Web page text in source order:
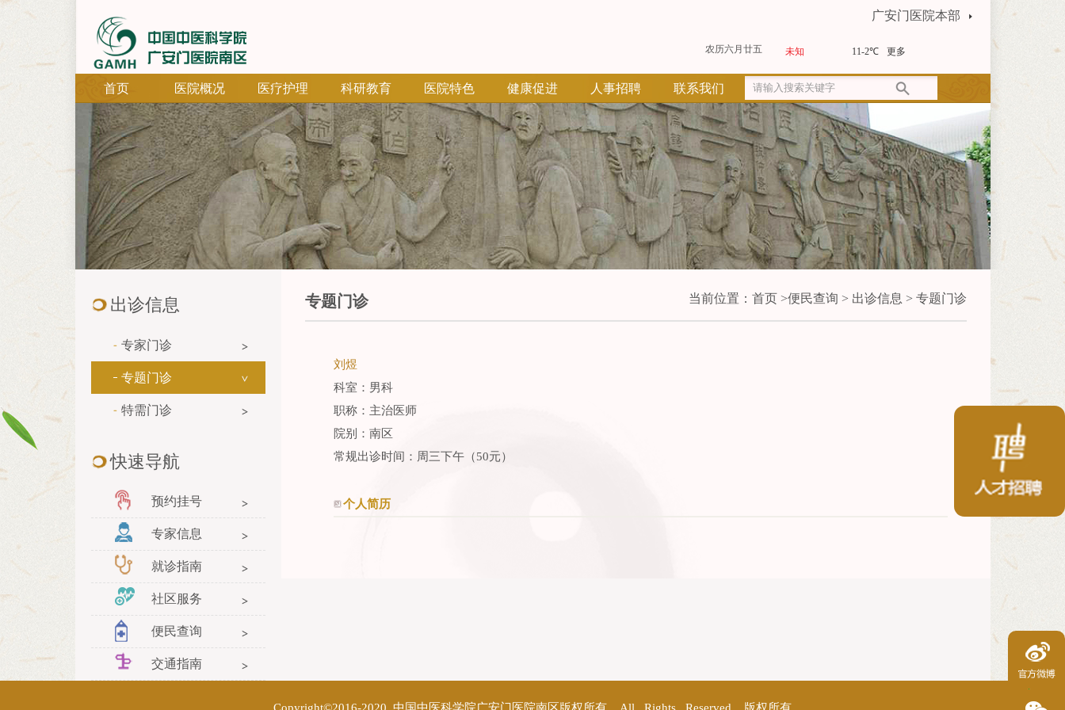
广安门医院本部
农历六月廿五
首页 医院概况 医疗护理 科研教育 医院特色 健康促进 人事招聘 联系我们
出诊信息
专家门诊
专题门诊
特需门诊
快速导航
预约挂号
专家信息
就诊指南
社区服务
便民查询
交通指南
专题门诊 当前位置： 首页>便民查询 > 出诊信息 > 专题门诊
刘煜
科室：男科
职称：主治医师
院别：南区
常规出诊时间：周三下午（50元）
个人简历